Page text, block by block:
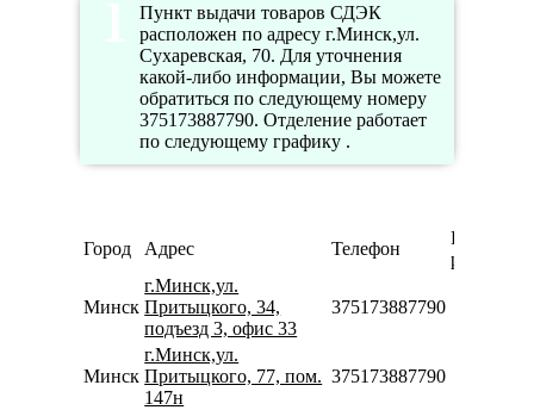
Пункт выдачи товаров СДЭК
расположен по адресу г.Минск,ул.
Сухаревская, 70. Для уточнения
какой-либо информации, Вы можете
обратиться по следующему номеру
375173887790. Отделение работает
по следующему графику .
Город Адрес Телефон
Режим
работы
Минск
г.Минск,ул.
Притыцкого, 34,
подъезд 3, офис 33
375173887790
Минск
г.Минск,ул.
Притыцкого, 77, пом.
147н
375173887790